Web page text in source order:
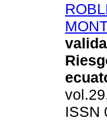
ISSN